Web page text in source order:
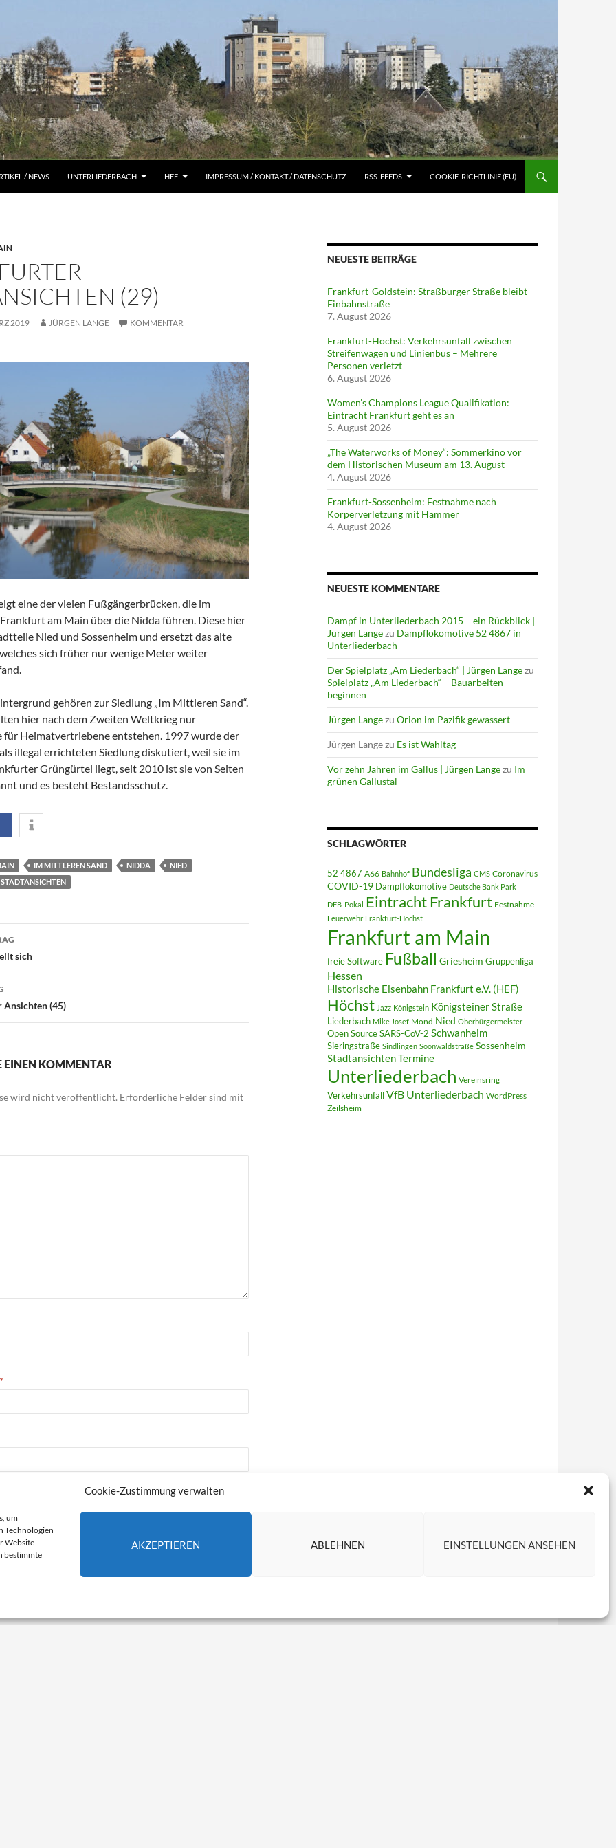
Cookie-Zustimmung verwalten
um
Technologien
Website
bestimmte
AKZEPTIEREN ABLEHNEN EINSTELLUNGEN ANSEHEN
/ NEWS UNTERLIEDERBACH HEF IMPRESSUM / KONTAKT / DATENSCHUTZ RSS-FEEDS COOKIE-RICHTLINIE (EU)
(29)
2019 JÜRGEN LANGE
KOMMENTAR
eine der vielen Fußgängerbrücken, die im
am Main über die Nidda führen. Diese hier
Nied und Sossenheim und ersetzt das alte
sich früher nur wenige Meter weiter
gehören zur Siedlung „Im Mittleren Sand“.
hier nach dem Zweiten Weltkrieg nur
für Heimatvertriebene entstehen. 1997 wurde der
illegal errichteten Siedlung diskutiert, weil sie im
Grüngürtel liegt, seit 2010 ist sie von Seiten
und es besteht Bestandsschutz.
IM MITTLEREN SAND NIDDA
NIED
STADTANSICHTEN
sich
Ansichten (45)
EINEN KOMMENTAR
wird nicht veröffentlicht. Erforderliche Felder sind mit
*
NEUESTE BEITRÄGE
Frankfurt-Goldstein: Straßburger Straße bleibt
Einbahnstraße
7. August 2026
Frankfurt-Höchst: Verkehrsunfall zwischen
Streifenwagen und Linienbus – Mehrere
Personen verletzt
6. August 2026
Women’s Champions League Qualifikation:
Eintracht Frankfurt geht es an
5. August 2026
„The Waterworks of Money“: Sommerkino vor
dem Historischen Museum am 13. August
4. August 2026
Frankfurt-Sossenheim: Festnahme nach
Körperverletzung mit Hammer
4. August 2026
NEUESTE KOMMENTARE
Dampf in Unterliederbach 2015 – ein Rückblick |
Jürgen Langezu Dampflokomotive 52 4867 in
Unterliederbach
Der Spielplatz „Am Liederbach“ | Jürgen Langezu
Spielplatz „Am Liederbach“ – Bauarbeiten
beginnen
Jürgen Langezu Orion im Pazifik gewassert
Jürgen Langezu Es ist Wahltag
Vor zehn Jahren im Gallus | Jürgen Langezu Im
grünen Gallustal
SCHLAGWÖRTER
52 4867 A66 Bahnhof Bundesliga CMS Coronavirus
COVID-19 Dampflokomotive Deutsche Bank Park
DFB-Pokal Eintracht Frankfurt Festnahme
Feuerwehr Frankfurt-Höchst
Frankfurt am Main
freie Software Fußball Griesheim Gruppenliga
Hessen
Historische Eisenbahn Frankfurt e.V. (HEF)
Höchst Jazz Königstein Königsteiner Straße
Liederbach Mike Josef Mond Nied Oberbürgermeister
Open SourceSARS-CoV-2 Schwanheim
Sieringstraße Sindlingen Soonwaldstraße Sossenheim
StadtansichtenTermine
Unterliederbach Vereinsring
VerkehrsunfallVfB Unterliederbach WordPress
Zeilsheim